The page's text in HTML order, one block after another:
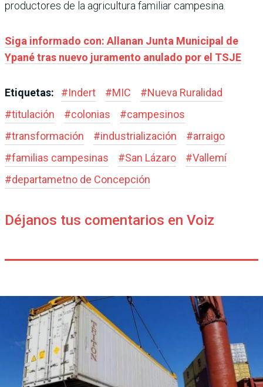
productores de la agricultura familiar campesina.
Siga informado con: Allanan Junta Municipal de
Ypané tras nuevo juramento anulado por el TSJE
Etiquetas: #Indert #MIC #Nueva Ruralidad
#titulación #colonias #campesinos
#transformación #industrialización #arraigo
#familias campesinas #San Lázaro #Vallemí
#departametno de Concepción
Déjanos tus comentarios en Voiz